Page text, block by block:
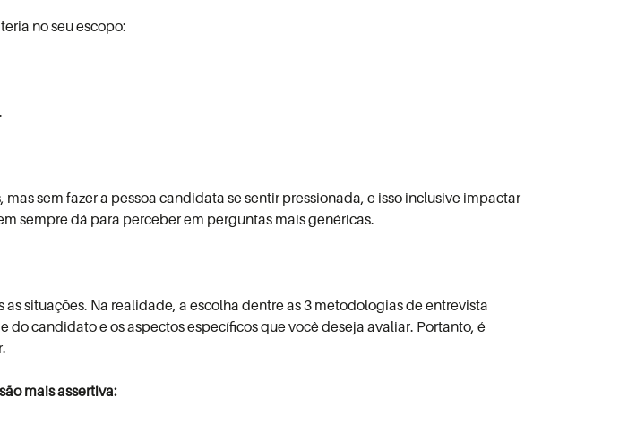
no seu escopo:
sem fazer a pessoa candidata se sentir pressionada, e isso inclusive impactar
sempre dá para perceber em perguntas mais genéricas.
situações. Na realidade, a escolha dentre as 3 metodologias de entrevista
candidato e os aspectos específicos que você deseja avaliar. Portanto, é
mais assertiva: